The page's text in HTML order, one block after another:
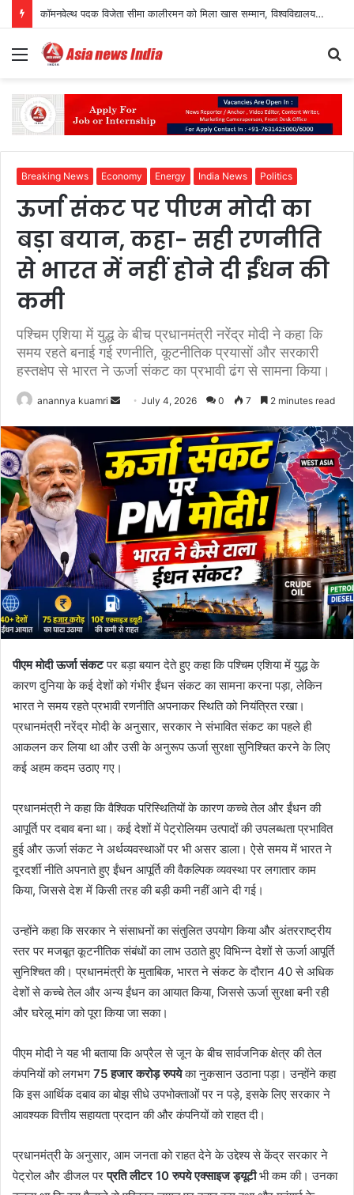
कॉमनवेल्थ पदक विजेता सीमा कालीरमन को मिला खास सम्मान, विश्वविद्यालय ने दिया मानद उपाधि का तोहफा
Menu
Breaking News Economy Energy India News Politics
ऊर्जा संकट पर पीएम मोदी का
बड़ा बयान, कहा- सही रणनीति
से भारत में नहीं होने दी ईंधन की
कमी
पश्चिम एशिया में युद्ध के बीच प्रधानमंत्री नरेंद्र मोदी ने कहा कि
समय रहते बनाई गई रणनीति, कूटनीतिक प्रयासों और सरकारी
हस्तक्षेप से भारत ने ऊर्जा संकट का प्रभावी ढंग से सामना किया।
anannya kuamri
Send
email
July 4, 2026 0 7 2 minutes read
पीएम मोदी ऊर्जा संकटपर बड़ा बयान देते हुए कहा कि पश्चिम एशिया में युद्ध के
कारण दुनिया के कई देशों को गंभीर ईंधन संकट का सामना करना पड़ा, लेकिन
भारत ने समय रहते प्रभावी रणनीति अपनाकर स्थिति को नियंत्रित रखा।
प्रधानमंत्री नरेंद्र मोदी के अनुसार, सरकार ने संभावित संकट का पहले ही
आकलन कर लिया था और उसी के अनुरूप ऊर्जा सुरक्षा सुनिश्चित करने के लिए
कई अहम कदम उठाए गए।
प्रधानमंत्री ने कहा कि वैश्विक परिस्थितियों के कारण कच्चे तेल और ईंधन की
आपूर्ति पर दबाव बना था। कई देशों में पेट्रोलियम उत्पादों की उपलब्धता प्रभावित
हुई और ऊर्जा संकट ने अर्थव्यवस्थाओं पर भी असर डाला। ऐसे समय में भारत ने
दूरदर्शी नीति अपनाते हुए ईंधन आपूर्ति की वैकल्पिक व्यवस्था पर लगातार काम
किया, जिससे देश में किसी तरह की बड़ी कमी नहीं आने दी गई।
उन्होंने कहा कि सरकार ने संसाधनों का संतुलित उपयोग किया और अंतरराष्ट्रीय
स्तर पर मजबूत कूटनीतिक संबंधों का लाभ उठाते हुए विभिन्न देशों से ऊर्जा आपूर्ति
सुनिश्चित की। प्रधानमंत्री के मुताबिक, भारत ने संकट के दौरान 40 से अधिक
देशों से कच्चे तेल और अन्य ईंधन का आयात किया, जिससे ऊर्जा सुरक्षा बनी रही
और घरेलू मांग को पूरा किया जा सका।
पीएम मोदी ने यह भी बताया कि अप्रैल से जून के बीच सार्वजनिक क्षेत्र की तेल
कंपनियों को लगभग 75 हजार करोड़ रुपयेका नुकसान उठाना पड़ा। उन्होंने कहा
कि इस आर्थिक दबाव का बोझ सीधे उपभोक्ताओं पर न पड़े, इसके लिए सरकार ने
आवश्यक वित्तीय सहायता प्रदान की और कंपनियों को राहत दी।
प्रधानमंत्री के अनुसार, आम जनता को राहत देने के उद्देश्य से केंद्र सरकार ने
पेट्रोल और डीजल परप्रति लीटर 10 रुपये एक्साइज ड्यूटीभी कम की। उनका